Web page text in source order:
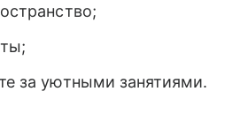
за уютными занятиями.